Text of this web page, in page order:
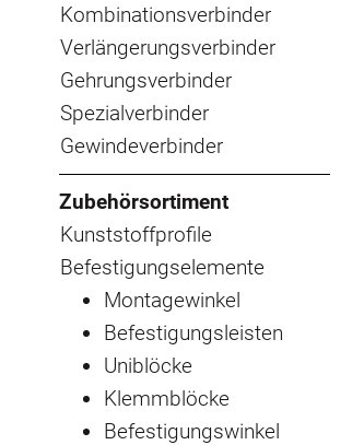
Kombinationsverbinder
Verlängerungsverbinder
Gehrungsverbinder
Spezialverbinder
Gewindeverbinder
Zubehörsortiment
Kunststoffprofile
Befestigungselemente
Montagewinkel
Befestigungsleisten
Uniblöcke
Klemmblöcke
Befestigungswinkel